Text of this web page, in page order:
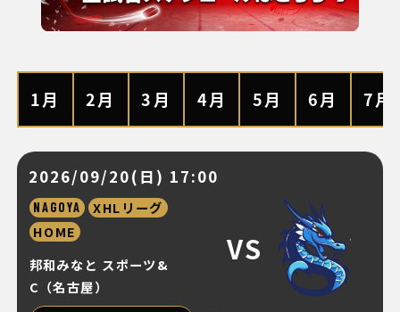
1月 2月 3月 4月 5月 6月 7月
2026/09/20(日) 17:00
NAGOYA
XHLリーグ
HOME
邦和みなと スポーツ&
C（名古屋）
VS